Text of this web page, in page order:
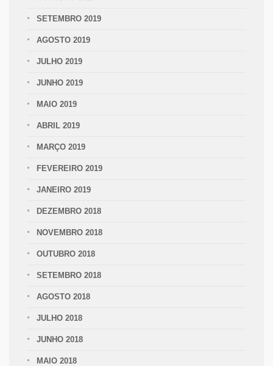
SETEMBRO 2019
AGOSTO 2019
JULHO 2019
JUNHO 2019
MAIO 2019
ABRIL 2019
MARÇO 2019
FEVEREIRO 2019
JANEIRO 2019
DEZEMBRO 2018
NOVEMBRO 2018
OUTUBRO 2018
SETEMBRO 2018
AGOSTO 2018
JULHO 2018
JUNHO 2018
MAIO 2018